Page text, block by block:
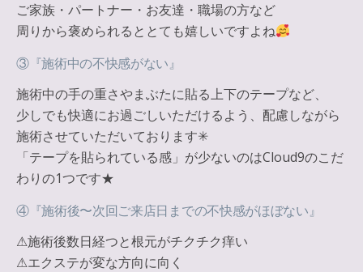
ご家族・パートナー・お友達・職場の方など
周りから褒められるととても嬉しいですよね
③『施術中の不快感がない』
施術中の手の重さやまぶたに貼る上下のテープなど、
少しでも快適にお過ごしいただけるよう、配慮しながら
施術させていただいております✳︎
「テープを貼られている感」が少ないのはCloud9のこだ
わりの1つです★
④『施術後〜次回ご来店日までの不快感がほぼない』
⚠︎施術後数日経つと根元がチクチク痒い
⚠︎エクステが変な方向に向く